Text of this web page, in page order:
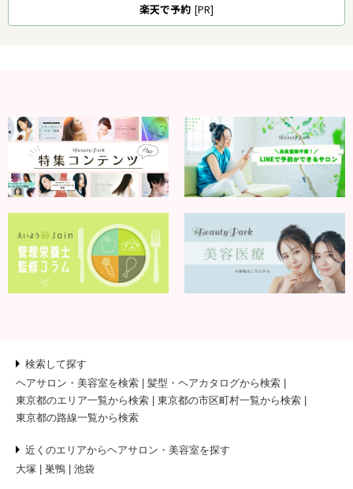
楽天で予約 [PR]
検索して探す
ヘアサロン・美容室を検索
髪型・ヘアカタログから検索
東京都のエリア一覧から検索
東京都の市区町村一覧から検索
東京都の路線一覧から検索
近くのエリアからヘアサロン・美容室を探す
大塚
巣鴨 池袋